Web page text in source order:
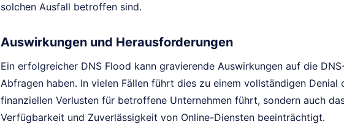
solchen Ausfall betroffen sind.
Auswirkungen und Herausforderungen
Ein erfolgreicher DNS Flood kann gravierende Auswirkungen auf die
Abfragen haben. In vielen Fällen führt dies zu einem vollständigen Denial
finanziellen Verlusten für betroffene Unternehmen führt, sondern auch
Verfügbarkeit und Zuverlässigkeit von Online-Diensten beeinträchtigt.